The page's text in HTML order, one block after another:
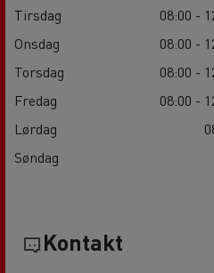
Tirsdag
08:00 -
Onsdag
08:00 -
Torsdag
08:00 -
Fredag
08:00 -
Lørdag
Søndag
Kontakt